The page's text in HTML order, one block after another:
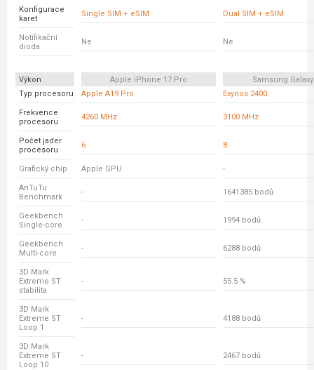
Konfigurace
karet
Single SIM + eSIM Dual SIM + eSIM
Notifikační
dioda
Ne Ne
Výkon Apple iPhone 17 Pro
Samsung Galaxy
Typ procesoru
Apple A19 Pro Exynos 2400
Frekvence
procesoru
4260 MHz 3100 MHz
Počet jader
procesoru
6 8
Grafický chip Apple GPU -
AnTuTu
Benchmark
- 1641385 bodů
Geekbench
Single-core
- 1994 bodů
Geekbench
Multi-core
- 6288 bodů
3D Mark
Extreme ST
stabilita
- 55.5 %
3D Mark
Extreme ST
Loop 1
- 4188 bodů
3D Mark
Extreme ST
Loop 10
- 2467 bodů